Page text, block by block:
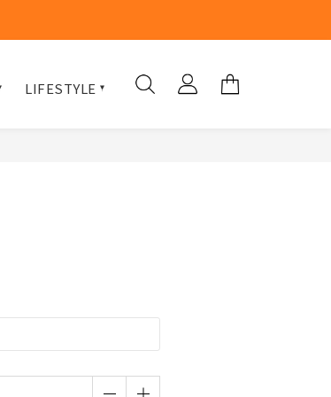
LIFESTYLE